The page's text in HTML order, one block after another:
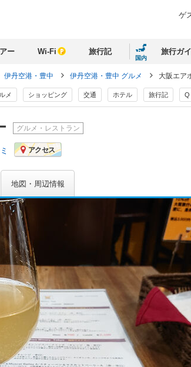
ゲ
ー Wi-Fi 旅行記
国内
旅行ガ
伊丹空港・豊中 伊丹空港・豊中 グルメ 大阪エア
メ ショッピング 交通 ホテル 旅行記 Q
グルメ・レストラン
アクセス
地図・周辺情報